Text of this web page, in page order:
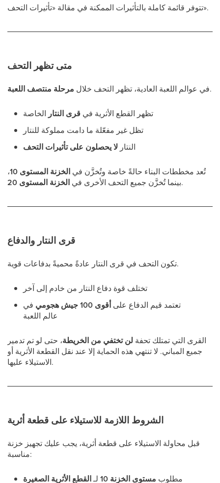
تتوفر قائمة كاملة بالتأثيرات الممكنة في مقالة «تأثيرات التحف».
متى تظهر التحف
في عوالم اللعبة العادية، تظهر التحف خلال مرحلة منتصف اللعبة .
تظهر القطع الأثرية في قرى النتار الخاصة
تظل غير مفعّلة ما دامت مملوكة للنتار
النتار لا يحصلون على تأثيرات التحف
تُعد مخططات البناء حالةً خاصة وتُخزَّن في الخزنة المستوى 10
،
بينما تُخزَّن جميع التحف الأخرى في الخزنة المستوى 20 .
قرى النتار والدفاع
تكون التحف في قرى النتار عادةً محميةً بدفاعات قوية.
تختلف قوة دفاع النتار من خادم إلى آخر
تعتمد قيم الدفاع علىأقوى 100 جيش هجومي
في
عالم اللعبة
القرى التي تمتلك تحفة لن تختفي من الخريطة، حتى لو تم تدمير
جميع المباني. لا تنتهي هذه الحماية إلا عند نقل القطعة الأثرية أو
الاستيلاء عليها.
الشروط اللازمة للاستيلاء على قطعة أثرية
قبل محاولة الاستيلاء على قطعة أثرية، يجب عليك تجهيز خزنة
مناسبة:
مطلوب مستوى الخزنة 10 لـالقطع الأثرية الصغيرة